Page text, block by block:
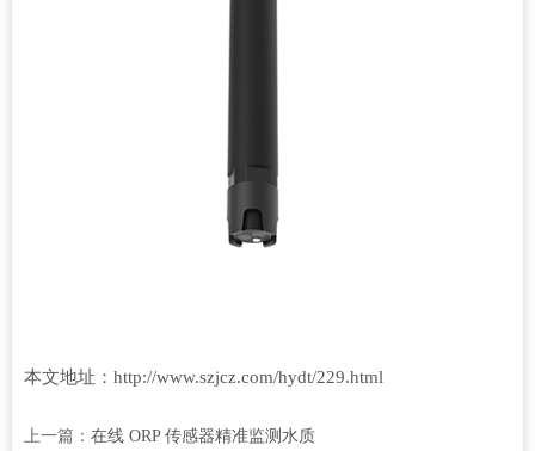
本文地址：http://www.szjcz.com/hydt/229.html
上一篇： 在线 ORP 传感器精准监测水质